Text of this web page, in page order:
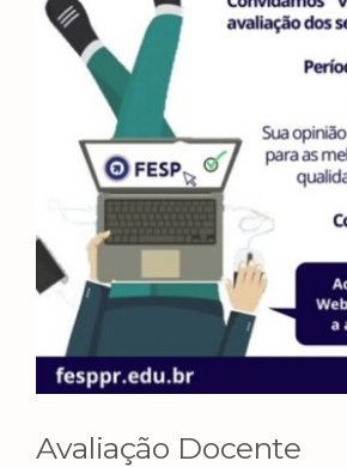
Avaliação Docente